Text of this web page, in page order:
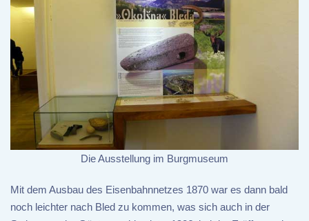
Die Ausstellung im Burgmuseum
Mit dem Ausbau des Eisenbahnnetzes 1870 war es dann bald
noch leichter nach Bled zu kommen, was sich auch in der